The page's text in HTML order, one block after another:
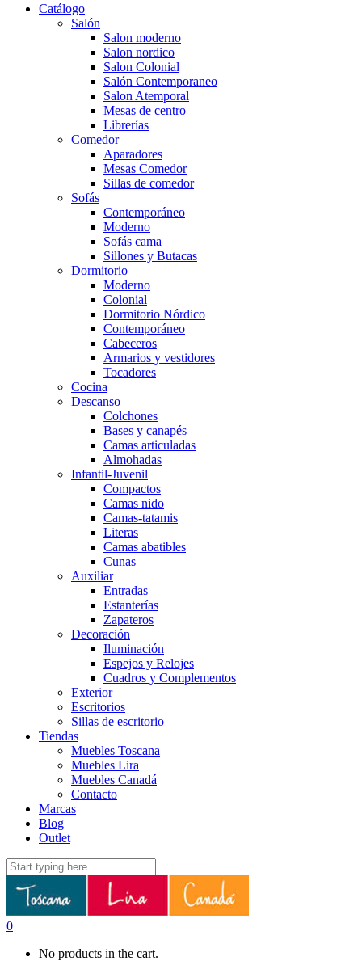
Catálogo
Salón
Salon moderno
Salon nordico
Salon Colonial
Salón Contemporaneo
Salon Atemporal
Mesas de centro
Librerías
Comedor
Aparadores
Mesas Comedor
Sillas de comedor
Sofás
Contemporáneo
Moderno
Sofás cama
Sillones y Butacas
Dormitorio
Moderno
Colonial
Dormitorio Nórdico
Contemporáneo
Cabeceros
Armarios y vestidores
Tocadores
Cocina
Descanso
Colchones
Bases y canapés
Camas articuladas
Almohadas
Infantil-Juvenil
Compactos
Camas nido
Camas-tatamis
Literas
Camas abatibles
Cunas
Auxiliar
Entradas
Estanterías
Zapateros
Decoración
Iluminación
Espejos y Relojes
Cuadros y Complementos
Exterior
Escritorios
Sillas de escritorio
Tiendas
Muebles Toscana
Muebles Lira
Muebles Canadá
Contacto
Marcas
Blog
Outlet
0
No products in the cart.